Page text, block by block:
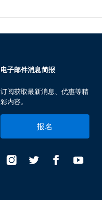
电子邮件消息简报
订阅获取最新消息、优惠等精
彩内容。
报名